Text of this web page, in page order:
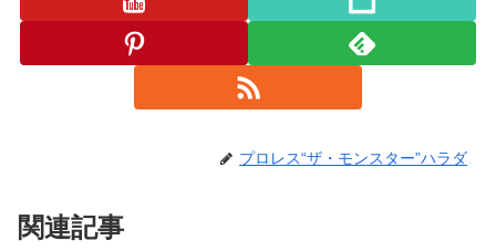
プロレス“ザ・モンスター”ハラダ
関連記事